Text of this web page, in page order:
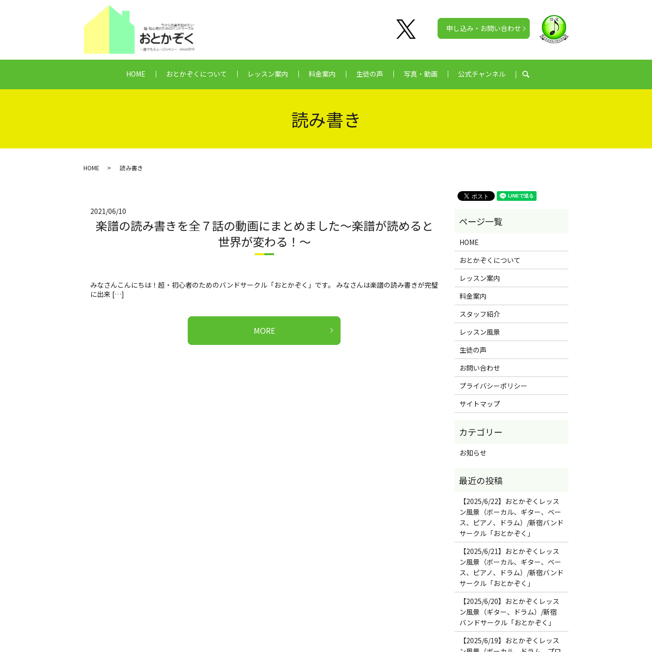
HOME おとかぞくについて レッスン案内 料金案内 生徒の声 写真・動画 公式チャンネル search
申し込み・お問い合わせ
読み書き
HOME 読み書き
2021/06/10
楽譜の読み書きを全７話の動画にまとめました～楽譜が読めると
世界が変わる！～
みなさんこんにちは！超・初心者のためのバンドサークル「おとかぞく」です。 みなさんは楽譜の読み書きが完璧
に出来 […]
MORE
HOME
おとかぞくについて
レッスン案内
料金案内
スタッフ紹介
レッスン風景
生徒の声
お問い合わせ
プライバシーポリシー
サイトマップ
お知らせ
【2025/6/22】おとかぞくレッス
ン風景（ボーカル、ギター、ベー
ス、ピアノ、ドラム）/新宿バンド
サークル「おとかぞく」
【2025/6/21】おとかぞくレッス
ン風景（ボーカル、ギター、ベー
ス、ピアノ、ドラム）/新宿バンド
サークル「おとかぞく」
【2025/6/20】おとかぞくレッス
ン風景（ギター、ドラム）/新宿
バンドサークル「おとかぞく」
【2025/6/19】おとかぞくレッス